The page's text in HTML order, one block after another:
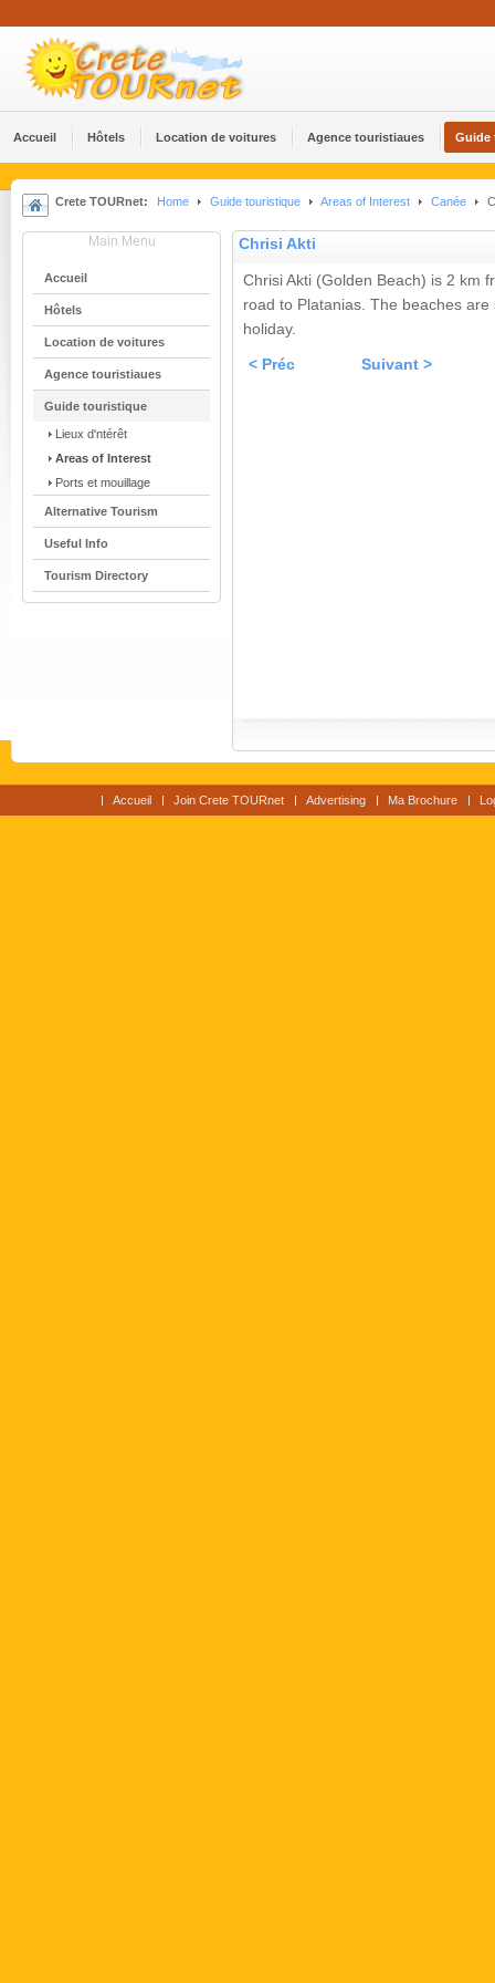
Accueil Hôtels Location de voitures Agence touristiaues Guide
Crete TOURnet: Home Guide touristique Areas of Interest Canée
Main Menu
Accueil
Hôtels
Location de voitures
Agence touristiaues
Guide touristique
Lieux d'ntérêt
Areas of Interest
Ports et mouillage
Alternative Tourism
Useful Info
Tourism Directory
Chrisi Akti
Chrisi Akti (Golden Beach) is 2 km
road to Platanias. The beaches
holiday.
< Préc Suivant >
Accueil Join Crete TOURnet Advertising Ma Brochure